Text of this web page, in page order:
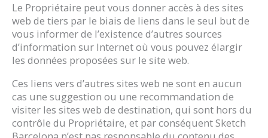
Le Propriétaire peut vous donner accès à des sites
web de tiers par le biais de liens dans le seul but de
vous informer de l’existence d’autres sources
d’information sur Internet où vous pouvez élargir
les données proposées sur le site web.
Ces liens vers d’autres sites web ne sont en aucun
cas une suggestion ou une recommandation de
visiter les sites web de destination, qui sont hors du
contrôle du Propriétaire, et par conséquent Sketch